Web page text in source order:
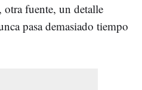
fuente, un detalle
pasa demasiado tiempo